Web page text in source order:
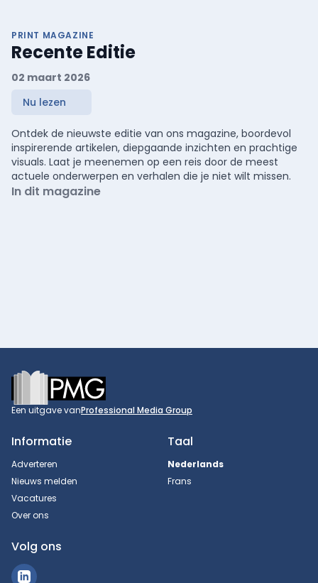
PRINT MAGAZINE
Recente Editie
02 maart 2026
Nu lezen
Ontdek de nieuwste editie van ons magazine, boordevol
inspirerende artikelen, diepgaande inzichten en prachtige
visuals. Laat je meenemen op een reis door de meest
actuele onderwerpen en verhalen die je niet wilt missen.
In dit magazine
Footer
Een uitgave vanProfessional Media Group
Informatie
Adverteren
Nieuws melden
Vacatures
Over ons
Taal
Nederlands
Frans
Volg ons